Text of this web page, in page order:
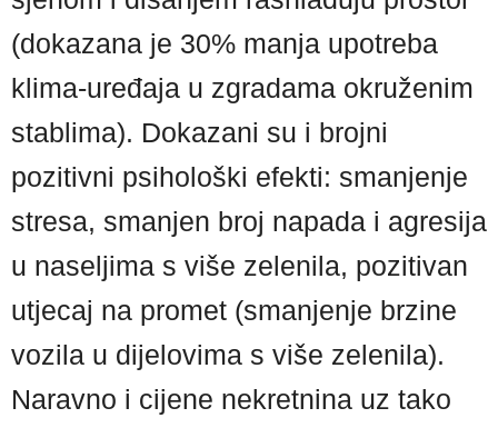
(dokazana je 30% manja upotreba
klima-uređaja u zgradama okruženim
stablima). Dokazani su i brojni
pozitivni psihološki efekti: smanjenje
stresa, smanjen broj napada i agresija
u naseljima s više zelenila, pozitivan
utjecaj na promet (smanjenje brzine
vozila u dijelovima s više zelenila).
Naravno i cijene nekretnina uz tako